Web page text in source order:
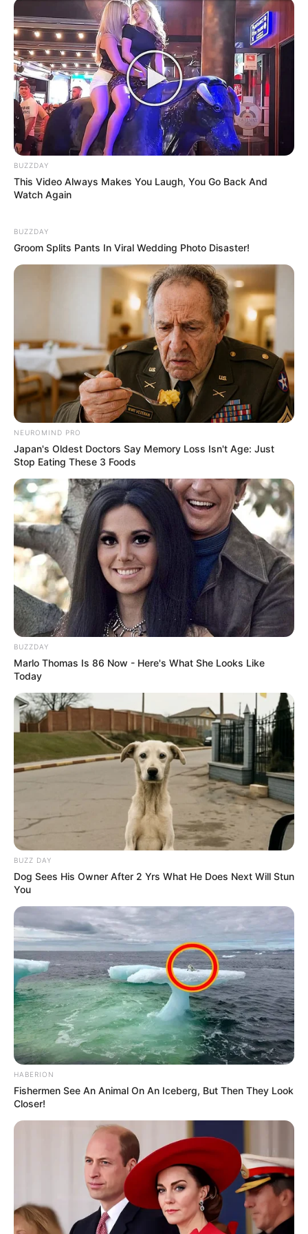
Rating
Cerita
Pemain
Akting
Musik
Serem! 9 Chat Ojek Online &
Pelanggan Ini Bikin Auto
Merinding
Bikin Ngakak, 10 Potret
Cosplay Murah Pakai Bahan
Seadanya
Membawa Barang Belanjaan
Versi Warga Thailand
BUZZDAY
This Video Always Makes You Laugh, You Go Back And
Watch Again
BUZZDAY
Groom Splits Pants In Viral Wedding Photo Disaster!
NEUROMIND PRO
Japan's Oldest Doctors Say Memory Loss Isn't Age: Just
Stop Eating These 3 Foods
BUZZDAY
Marlo Thomas Is 86 Now - Here's What She Looks Like
Today
BUZZ DAY
Dog Sees His Owner After 2 Yrs What He Does Next Will Stun
You
HABERION
Fishermen See An Animal On An Iceberg, But Then They Look
Closer!